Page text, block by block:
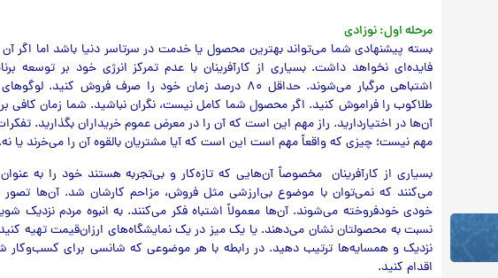
مرحله اول: نوزادی
بسته پیشنهادی شما می‌تواند بهترین محصول یا خدمت در سرتاسر دنیا باشد اما اگر آن
فایده‌ای نخواهد داشت. بسیاری از کارآفرینان با عدم تمرکز انرژی خود بر توسعه
اشتباهی مرگبار می‌شوند. حداقل ۸۰ درصد زمان خود را صرف فروش
طلاکوب را فراموش کنید. اگر محصول شما کامل نیست، نگران نباشید. شما زمان کافی
آن‌ها در اختیاردارید. راز مهم این است که آن را در معرض عموم خریداران بگذارید.
مهم نیست؛ چیزی که واقعاً مهم است این است که آیا مشتریان بالقوه آن را می‌خرند یا نه.
بسیاری از کارآفرینان مخصوصاً آن‌هایی که تازه‌کار و بی‌تجربه هستند خود را به
می‌کنند که نمی‌توان با موضوع بی‌ارزشی مثل فروش، مزاحم کارشان شد. آن‌ها تصور
خودی خودفروخته می‌شوند. آن‌ها معمولاً اشتباه فکر می‌کنند. به انبوه مردم نزدیک
نسبت به محصولتان نشان می‌دهند. یا یک میز در یک نمایشگاه‌های ارزان‌قیمت تهیه
نزدیک و همسایه‌ها ترتیب دهید. در رابطه با هر موضوعی که شانسی برای کسب‌وکار
اقدام کنید.